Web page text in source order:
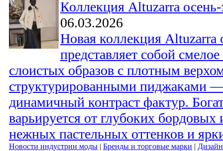
Коллекция Altuzarra
06.03.2026
Новая коллекция Altuzarra
представляет собой
слоистых образов с плотным
структурированными пиджаками —
динамичный контраст фактур.
варьируется от глубоких бордовых
нежных пастельных оттенков и
Новости индустрии моды | Бренды и торговые марки |